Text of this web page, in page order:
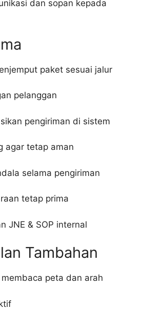
dan sopan kepada
paket sesuai jalur
pelanggan
pengiriman di sistem
agar tetap aman
selama pengiriman
tetap prima
JNE & SOP internal
Tambahan
peta dan arah